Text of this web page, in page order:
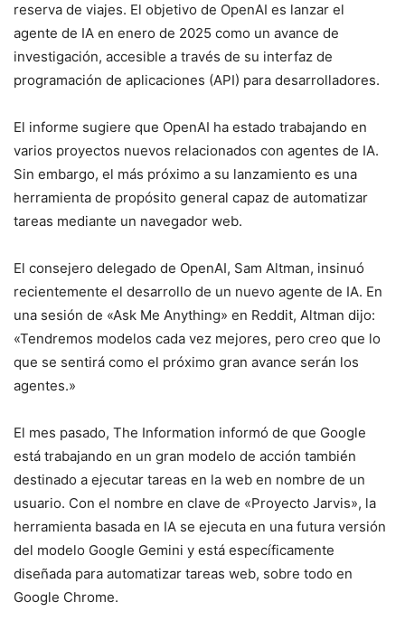
reserva de viajes. El objetivo de OpenAI es lanzar el
agente de IA en enero de 2025 como un avance de
investigación, accesible a través de su interfaz de
programación de aplicaciones (API) para desarrolladores.
El informe sugiere que OpenAI ha estado trabajando en
varios proyectos nuevos relacionados con agentes de IA.
Sin embargo, el más próximo a su lanzamiento es una
herramienta de propósito general capaz de automatizar
tareas mediante un navegador web.
El consejero delegado de OpenAI, Sam Altman, insinuó
recientemente el desarrollo de un nuevo agente de IA. En
una sesión de «Ask Me Anything» en Reddit, Altman dijo:
«Tendremos modelos cada vez mejores, pero creo que lo
que se sentirá como el próximo gran avance serán los
agentes.»
El mes pasado, The Information informó de que Google
está trabajando en un gran modelo de acción también
destinado a ejecutar tareas en la web en nombre de un
usuario. Con el nombre en clave de «Proyecto Jarvis», la
herramienta basada en IA se ejecuta en una futura versión
del modelo Google Gemini y está específicamente
diseñada para automatizar tareas web, sobre todo en
Google Chrome.